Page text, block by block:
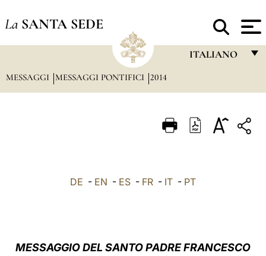
La SANTA SEDE
ITALIANO
ITALIANO
MESSAGGI MESSAGGI PONTIFICI 2014
DE - EN - ES - FR - IT - PT
MESSAGGIO DEL SANTO PADRE FRANCESCO